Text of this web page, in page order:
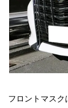
フロントマスク